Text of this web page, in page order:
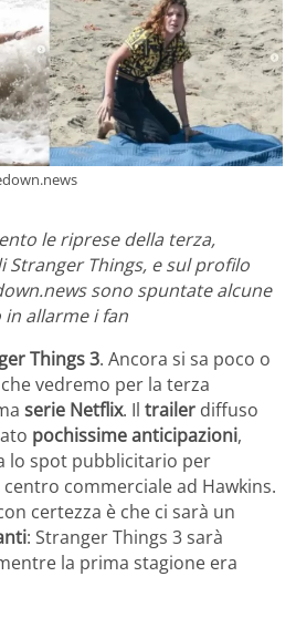
le riprese della terza,
Stranger Things, e sul profilo
sono spuntate alcune
allarme i fan
Things 3. Ancora si sa poco o
vedremo per la terza
serie Netflix. Il trailer diffuso
pochissime anticipazioni,
lo spot pubblicitario per
commerciale ad Hawkins.
certezza è che ci sarà un
: Stranger Things 3 sarà
la prima stagione era